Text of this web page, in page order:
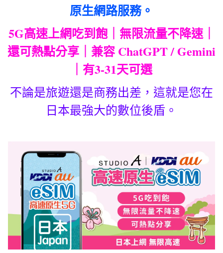
原生網路服務。
5G高速上網吃到飽｜無限流量不降速｜
還可熱點分享｜兼容 ChatGPT / Gemini
｜有3-31天可選
不論是旅遊還是商務出差，這就是您在
日本最強大的數位後盾。